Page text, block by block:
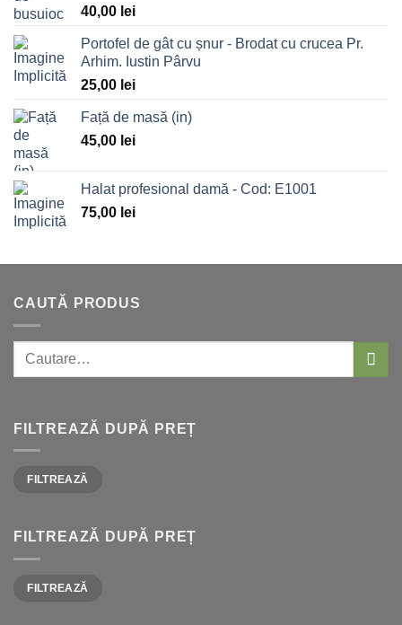
Evaluat la
5.00
din 5
40,00 lei
Portofel de gât cu șnur - Brodat cu crucea Pr.
Arhim. Iustin Pârvu
25,00 lei
Față de masă (in)
45,00 lei
Halat profesional damă - Cod: E1001
75,00 lei
CAUTĂ PRODUS
Caută:
FILTREAZĂ DUPĂ PREȚ
Minim
Maxim
FILTREAZĂ
FILTREAZĂ DUPĂ PREȚ
Minim
Maxim
FILTREAZĂ